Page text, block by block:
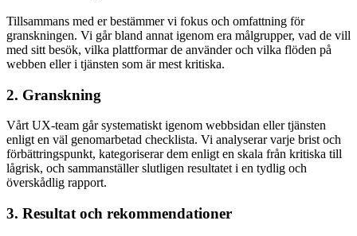
Tillsammans med er bestämmer vi fokus och omfattning för
granskningen. Vi går bland annat igenom era målgrupper, vad de vill
med sitt besök, vilka plattformar de använder och vilka flöden på
webben eller i tjänsten som är mest kritiska.
2. Granskning
Vårt UX-team går systematiskt igenom webbsidan eller tjänsten
enligt en väl genomarbetad checklista. Vi analyserar varje brist och
förbättringspunkt, kategoriserar dem enligt en skala från kritiska till
lågrisk, och sammanställer slutligen resultatet i en tydlig och
överskådlig rapport.
3. Resultat och rekommendationer